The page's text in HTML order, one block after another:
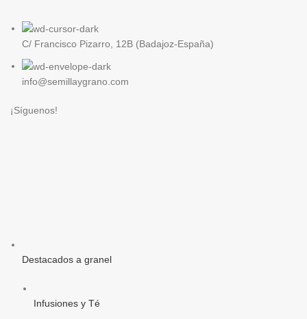
C/ Francisco Pizarro, 12B (Badajoz-España)
info@semillaygrano.com
¡Síguenos!
Destacados a granel
Infusiones y Té